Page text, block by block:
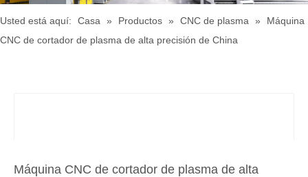
Usted está aquí: Casa » Productos » CNC de plasma »
Máquina
CNC de cortador de plasma de alta precisión de China
Máquina CNC de cortador de plasma de alta